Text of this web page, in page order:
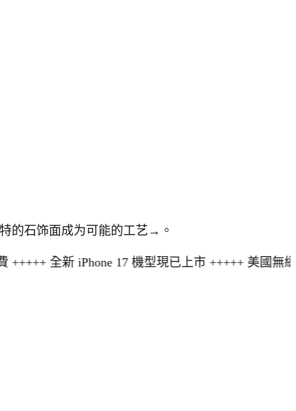
的石饰面成为可能的工艺→。
全新 iPhone 17 機型現已上市 +++++ 美國無縫配送